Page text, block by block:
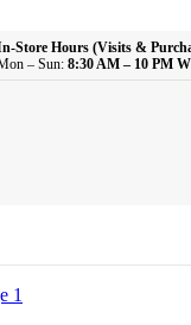
Store Hours (Visits &
– Sun: 8:30 AM – 10 PM